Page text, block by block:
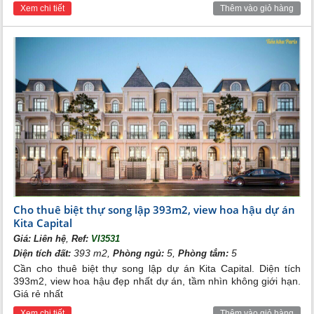
ích mà khu đô thị man lại. Cho thuê chung cư giá rẻ mở ra cơ
hội cho những người lao động có thu nhập thấp cugnx như
giúp gia chủ thu về một khoản thu nhập.
phòng, độ cao căn hộ, nội thất của căn hộ, … mà có thể đưa ra
mức giá hợp lý dao động từ 7 triệu – 20 triệu.
Thuê căn hộ chung cư The Melody Residence Ciputra giúp giải
quyết vẫn đề thiếu nhà ở, mang đến cơ hội kinh doanh và
nâng tầm giá trị thực cho gia chủ.
Xem thêm:
Thuê The Melody Residence Ciputra
Thuê The Melody Village Ciputra
Xem chi tiết Thêm vào giỏ hàng
Cho thuê biệt thự song lập 393m2, view hoa hậu dự án
Kita Capital
Giá:Liên hệ ,Ref: VI3531
Diện tích đất: 393 m2,Phòng ngủ: 5,Phòng tắm: 5
Cần cho thuê biệt thự song lập dự án Kita Capital. Diện tích
393m2, view hoa hậu đẹp nhất dự án, tầm nhìn không giới hạn.
Giá rẻ nhất